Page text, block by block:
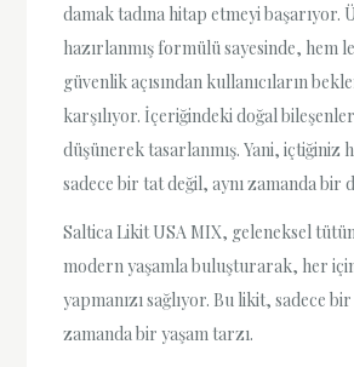
damak tadına hitap etmeyi
hazırlanmış formülü sayesinde, hem
güvenlik açısından kullanıcıların
karşılıyor. İçeriğindeki doğal bileşenler,
düşünerek tasarlanmış. Yani, içtiğiniz
sadece bir tat değil, aynı zamanda bir
Saltica Likit USA MIX, geleneksel tütün
modern yaşamla buluşturarak, her
yapmanızı sağlıyor. Bu likit, sadece
zamanda bir yaşam tarzı.